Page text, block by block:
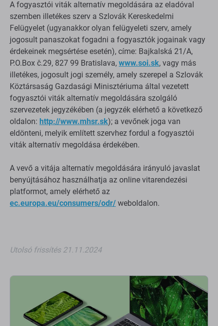
A fogyasztói viták alternatív megoldására az eladóval
szemben illetékes szerv a Szlovák Kereskedelmi
Felügyelet (ugyanakkor olyan felügyeleti szerv, amely
jogosult panaszokat fogadni a fogyasztók jogainak vagy
érdekeinek megsértése esetén), címe: Bajkalská 21/A,
P.O.Box č.29, 827 99 Bratislava, www.soi.sk, vagy más
illetékes, jogosult jogi személy, amely szerepel a Szlovák
Köztársaság Gazdasági Minisztériuma által vezetett
fogyasztói viták alternatív megoldására szolgáló
szervezetek jegyzékében (a jegyzék elérhető a következő
oldalon: http://www.mhsr.sk); a vevőnek joga van
eldönteni, melyik említett szervhez fordul a fogyasztói
viták alternatív megoldása érdekében.
A vevő a vitája alternatív megoldására irányuló javaslat
benyújtásához használhatja az online vitarendezési
platformot, amely elérhető az
ec.europa.eu/consumers/odr/ weboldalon.
Utolsó frissítés 21.11.2024